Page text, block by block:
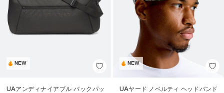
NEW
UAアンディナイアブル バックパッ
NEW
UAヤード ノベルティ ヘッドバンド